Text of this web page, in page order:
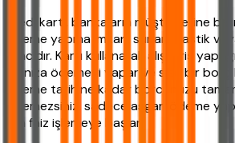
Kredi kartı, bankaların müşterilerine
ödeme yapma imkanı sunan plastik
aracıdır. Kartı kullanarak alışveriş
adınıza ödemeyi yapar ve size bir borç
ödeme tarihine kadar borcunuzu
ödemezsiniz, sadece asgari ödeme
için faiz işlemeye başlar.